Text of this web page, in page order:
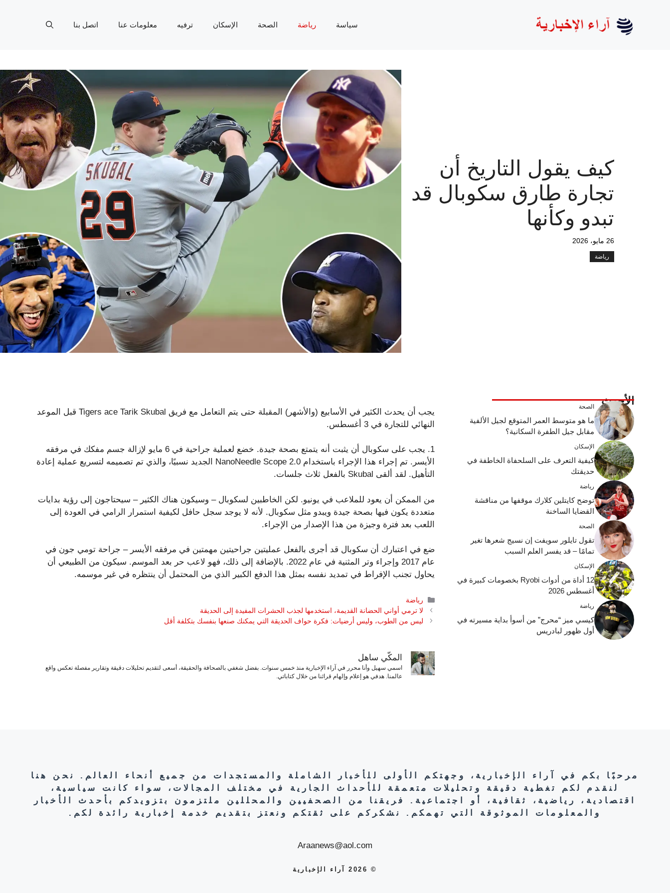
سياسة رياضة الصحة الإسكان ترفيه معلومات عنا اتصل بنا
كيف يقول التاريخ أن
تجارة طارق سكوبال قد
تبدو وكأنها
26 مايو، 2026
رياضة
يجب أن يحدث الكثير في الأسابيع (والأشهر) المقبلة حتى يتم التعامل مع فريق Tigers ace Tarik Skubal قبل الموعد
النهائي للتجارة في 3 أغسطس.
1.
يجب على سكوبال أن يثبت أنه يتمتع بصحة جيدة. خضع لعملية جراحية في 6 مايو لإزالة جسم مفكك في مرفقه
الأيسر. تم إجراء هذا الإجراء باستخدام NanoNeedle Scope 2.0 الجديد نسبيًا، والذي تم تصميمه لتسريع عملية إعادة
التأهيل. لقد ألقى Skubal بالفعل ثلاث جلسات.
من الممكن أن يعود للملاعب في يونيو. لكن الخاطبين لسكوبال – وسيكون هناك الكثير – سيحتاجون إلى رؤية بدايات
متعددة يكون فيها بصحة جيدة ويبدو مثل سكوبال. لأنه لا يوجد سجل حافل لكيفية استمرار الرامي في العودة إلى
اللعب بعد فترة وجيزة من هذا الإصدار من الإجراء.
ضع في اعتبارك أن سكوبال قد أجرى بالفعل عمليتين جراحيتين مهمتين في مرفقه الأيسر – جراحة تومي جون في
عام 2017 وإجراء وتر المثنية في عام 2022. بالإضافة إلى ذلك، فهو لاعب حر بعد الموسم. سيكون من الطبيعي أن
يحاول تجنب الإفراط في تمديد نفسه بمثل هذا الدفع الكبير الذي من المحتمل أن ينتظره في غير موسمه.
التصنيفات
رياضة
لا ترمي أواني الحضانة القديمة، استخدمها لجذب الحشرات المفيدة إلى الحديقة
ليس من الطوب، وليس أرضيات: فكرة حواف الحديقة التي يمكنك صنعها بنفسك بتكلفة أقل
المكّي ساهل
اسمي سهيل وأنا محرر في آراء الإخبارية منذ خمس سنوات. بفضل شغفي بالصحافة والحقيقة، أسعى لتقديم تحليلات دقيقة وتقارير مفصلة تعكس واقع
عالمنا. هدفي هو إعلام وإلهام قرائنا من خلال كتاباتي.
الأحدث الصحة
ما هو متوسط ​​العمر المتوقع لجيل الألفية
مقابل جيل الطفرة السكانية؟
الإسكان
كيفية التعرف على السلحفاة الخاطفة في
حديقتك
رياضة
توضح كايتلين كلارك موقفها من مناقشة
القضايا الساخنة
الصحة
تقول تايلور سويفت إن نسيج شعرها تغير
تمامًا – قد يفسر العلم السبب
الإسكان
12 أداة من أدوات Ryobi بخصومات كبيرة في
أغسطس 2026
رياضة
كيسي ميز “محرج” من أسوأ بداية مسيرته في
أول ظهور لبادريس
مرحبًا بكم في آراء الإخبارية، وجهتكم الأولى للأخبار الشاملة والمستجدات من جميع أنحاء العالم. نحن هنا
لنقدم لكم تغطية دقيقة وتحليلات متعمقة للأحداث الجارية في مختلف المجالات، سواء كانت سياسية،
اقتصادية، رياضية، ثقافية، أو اجتماعية. فريقنا من الصحفيين والمحللين ملتزمون بتزويدكم بأحدث الأخبار
والمعلومات الموثوقة التي تهمكم. نشكركم على ثقتكم ونعتز بتقديم خدمة إخبارية رائدة لكم.
Araanews@aol.com
© 2026 آراء الإخبارية